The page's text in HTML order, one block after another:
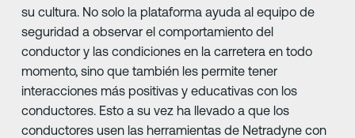
su cultura. No solo la plataforma ayuda al equipo de
seguridad a observar el comportamiento del
conductor y las condiciones en la carretera en todo
momento, sino que también les permite tener
interacciones más positivas y educativas con los
conductores. Esto a su vez ha llevado a que los
conductores usen las herramientas de Netradyne con